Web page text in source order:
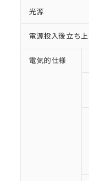
光源
電源投入後立ち
電気的仕様